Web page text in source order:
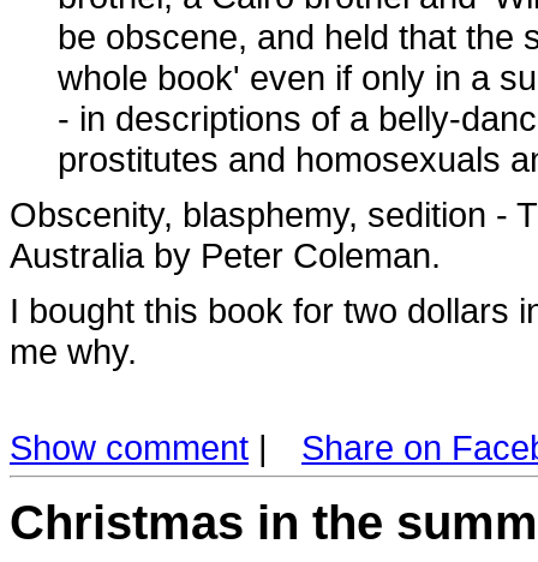
be obscene, and held that the
whole book' even if only in a
- in descriptions of a belly-
prostitutes and homosexuals
Obscenity, blasphemy, sedition -
Australia by Peter Coleman.
I bought this book for two dollars
me why.
Show comment | Share on
Christmas in the